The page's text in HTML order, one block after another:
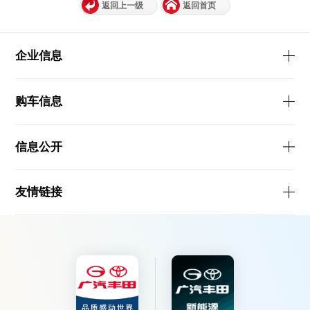
返回上一级 返回首页
企业信息
购车信息
信息公开
友情链接